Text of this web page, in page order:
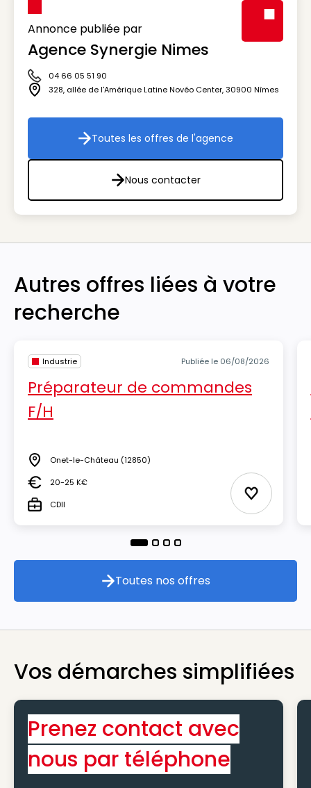
Annonce publiée par
Agence Synergie Nimes
Icône téléphone
04 66 05 51 90
Icône adresse
328, allée de l'Amérique Latine Novéo Center,30900 Nîmes
Toutes les offres de l'agence
Toutes les offres de l'agence
Nous contacter
Nous contacter
Autres offres liées à votre
recherche
Industrie Publiée le 06/08/2026
Préparateur de commandes
F/H
Lieu Onet-le-Château (12850)
Salaire20-25 K€
TypeCDII Ajouter
Toutes nos offres
Toutes nos offres
Vos démarches simplifiées
Prenez contact avec
nous par téléphone